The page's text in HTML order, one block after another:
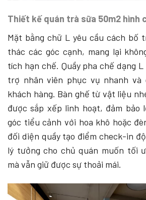
Thiết kế quán trà sữa 50m2 hình
Mặt bằng chữ L yêu cầu cách bố
thác các góc cạnh, mang lại
tích hạn chế. Quầy pha chế dạng
trợ nhân viên phục vụ nhanh và
khách hàng. Bàn ghế từ vật liệu
được sắp xếp linh hoạt, đảm bảo
góc tiểu cảnh với hoa khô hoặc
đối diện quầy tạo điểm check-in
lý tưởng cho chủ quán muốn tối
mà vẫn giữ được sự thoải mái.